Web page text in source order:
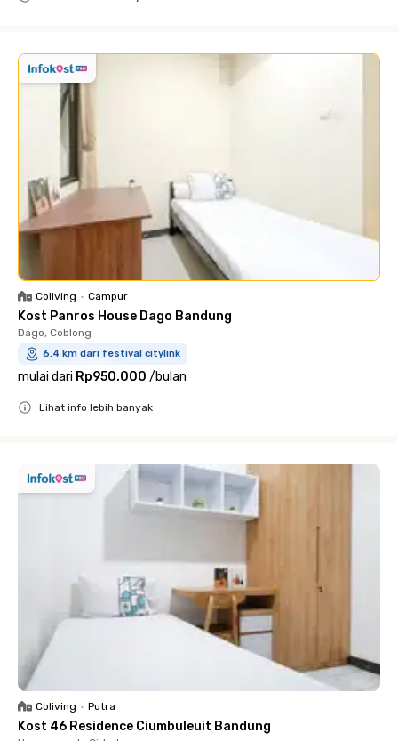
Coliving • Campur
Kost Panros House Dago Bandung
Dago, Coblong
6.4 km dari festival citylink
mulai dari Rp950.000 /bulan
Lihat info lebih banyak
Coliving • Putra
Kost 46 Residence Ciumbuleuit Bandung